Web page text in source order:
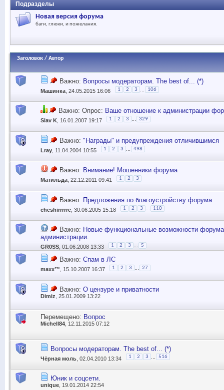
Подразделы
Новая версия форума
баги, глюки, и пожелания.
Заголовок / Автор
Важно: Вопросы модераторам. The best of... (*)
Машинка , 24.05.2015 16:06 1 2 3 106
Важно: Опрос: Ваше отношение к администрации
Slav K , 16.01.2007 19:17 1 2 3 329
Важно: "Награды" и предупреждения отличившимся
Lray , 11.04.2004 10:55 1 2 3 498
Важно: Внимание! Мошенники форума
Матильда , 22.12.2011 09:41 1 2 3
Важно: Предложения по благоустройству форума
cheshirrrrre , 30.06.2005 15:18 1 2 3 110
Важно: Новые функциональные возможности
администрации.
GR0SS , 01.06.2008 13:33 1 2 3 5
Важно: Спам в ЛС
maxx™ , 15.10.2007 16:37 1 2 3 27
Важно: О цензуре и приватности
Dimiz , 25.01.2009 13:22
Перемещено: Вопрос
Michell84 , 12.11.2015 07:12
Вопросы модераторам. The best of... (*)
Чёрная моль , 02.04.2010 13:34 1 2 3 516
Юник и соцсети.
unique , 19.01.2014 22:54